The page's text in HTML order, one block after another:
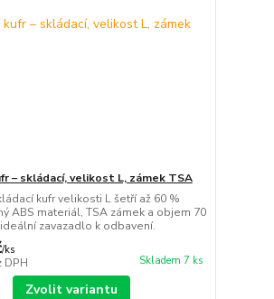
– skládací, velikost L, zámek TSA
kufr velikosti L šetří až 60 %
ABS materiál, TSA zámek a objem 70
zavazadlo k odbavení.
/ks
DPH Skladem 7 ks
Zvolit variantu